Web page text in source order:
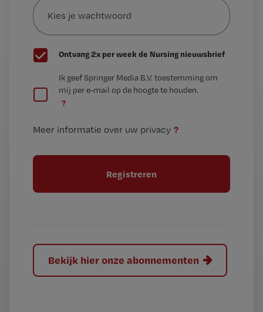
je
wachtwoord
G
e
t
Ontvang 2x per week de Nursing nieuwsbrief
e
t
l
Ik geef Springer Media B.V. toestemming om
mij per e-mail op de hoogte te houden.
?
Meer informatie over uw privacy ?
Bekijk hier onze abonnementen